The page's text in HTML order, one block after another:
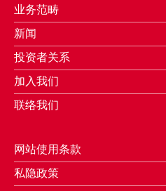
业务范畴
新闻
投资者关系
加入我们
联络我们
网站使用条款
私隐政策